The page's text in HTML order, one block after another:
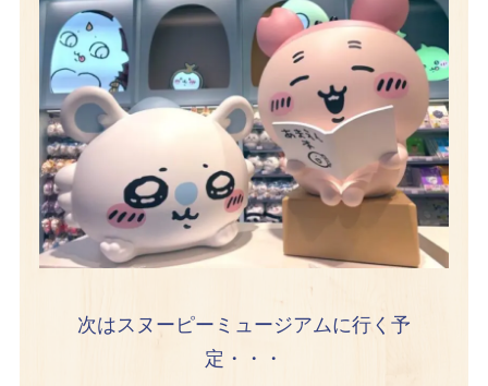
次はスヌーピーミュージアムに行く予
定・・・